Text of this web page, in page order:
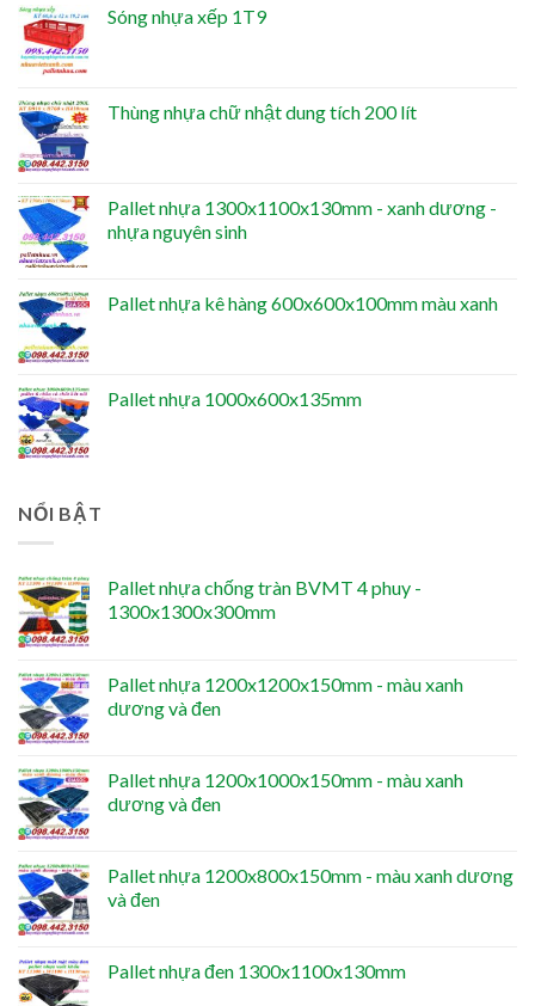
Sóng nhựa xếp 1T9
Thùng nhựa chữ nhật dung tích 200 lít
Pallet nhựa 1300x1100x130mm - xanh dương -
nhựa nguyên sinh
Pallet nhựa kê hàng 600x600x100mm màu xanh
Pallet nhựa 1000x600x135mm
NỔI BẬT
Pallet nhựa chống tràn BVMT 4 phuy -
1300x1300x300mm
Pallet nhựa 1200x1200x150mm - màu xanh
dương và đen
Pallet nhựa 1200x1000x150mm - màu xanh
dương và đen
Pallet nhựa 1200x800x150mm - màu xanh dương
và đen
Pallet nhựa đen 1300x1100x130mm